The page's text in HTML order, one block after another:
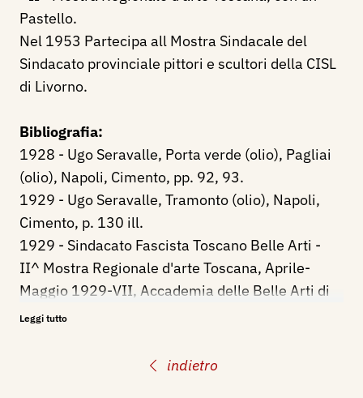
indietro
Pastello.
Nel 1953 Partecipa all Mostra Sindacale del
Sindacato provinciale pittori e scultori della CISL
di Livorno.
Bibliografia:
1928 - Ugo Seravalle, Porta verde (olio), Pagliai
(olio), Napoli, Cimento, pp. 92, 93.
1929 - Ugo Seravalle, Tramonto (olio), Napoli,
Cimento, p. 130 ill.
1929 - Sindacato Fascista Toscano Belle Arti -
II^ Mostra Regionale d'arte Toscana, Aprile-
Maggio 1929-VII, Accademia delle Belle Arti di
Firenze, p. 16.
Leggi tutto